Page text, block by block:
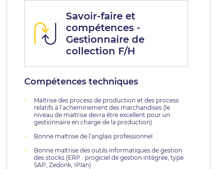
Savoir-faire et
compétences -
Gestionnaire de
collection F/H
Compétences techniques
Maîtrise des process de production et des process
relatifs à l’acheminement des marchandises (le
niveau de maîtrise devra être excellent pour un
gestionnaire en charge de la production)
Bonne maîtrise de l’anglais professionnel
Bonne maîtrise des outils informatiques de gestion
des stocks (ERP : progiciel de gestion intégrée, type
SAP, Zedonk, IPlan)